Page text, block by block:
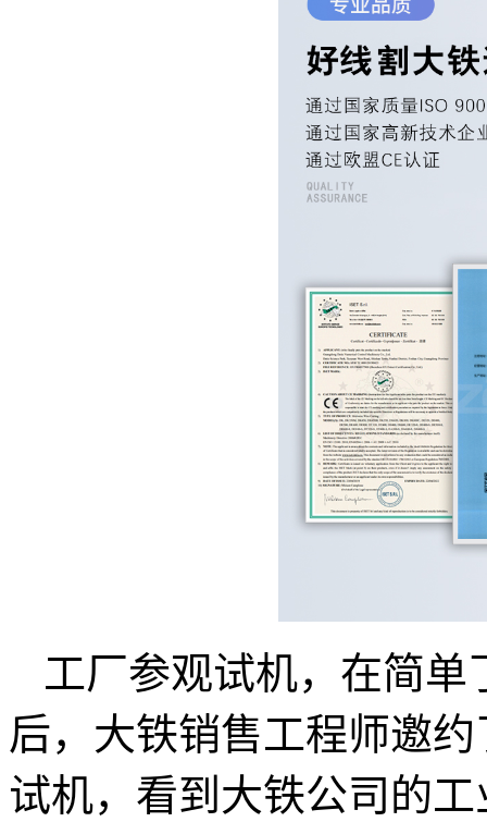
工厂参观试机，在简
后，大铁销售工程师邀
试机，看到大铁公司的